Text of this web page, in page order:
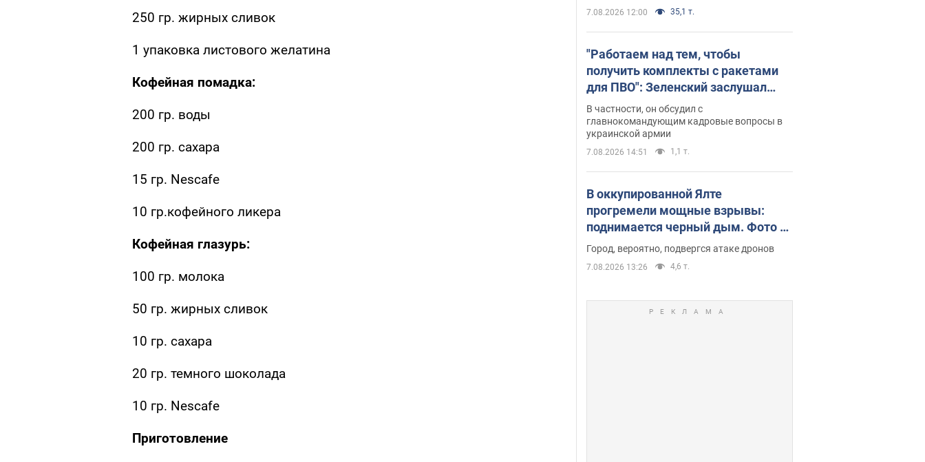
250 гр. жирных сливок
1 упаковка листового желатина
Кофейная помадка:
200 гр. воды
200 гр. сахара
15 гр. Nescafe
10 гр.кофейного ликера
Кофейная глазурь:
100 гр. молока
50 гр. жирных сливок
10 гр. сахара
20 гр. темного шоколада
10 гр. Nescafe
Приготовление
7.08.2026 12:00 35,1 т.
"Работаем над тем, чтобы
получить комплекты с ракетами
для ПВО": Зеленский заслушал
доклад Драпатого и объявил о
новых мерах
В частности, он обсудил с
главнокомандующим кадровые вопросы в
украинской армии
7.08.2026 14:51 1,1 т.
В оккупированной Ялте
прогремели мощные взрывы:
поднимается черный дым. Фото и
видео
Город, вероятно, подвергся атаке дронов
7.08.2026 13:26 4,6 т.